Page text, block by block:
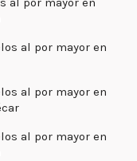
al por mayor en
al por mayor en
al por mayor en